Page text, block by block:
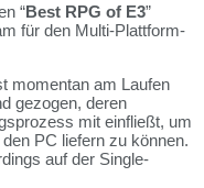
“Best RPG of E3”
für den Multi-Plattform-
momentan am Laufen
gezogen, deren
mit einfließt, um
PC liefern zu können.
auf der Single-